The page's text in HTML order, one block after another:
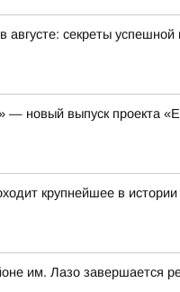
секреты успешной
— новый выпуск проекта
крупнейшее в
им. Лазо завершается